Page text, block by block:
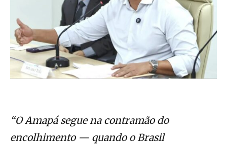
“O Amapá segue na contramão do
encolhimento — quando o Brasil